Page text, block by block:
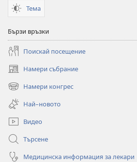
Тема
Бързи връзки
Поискай посещение
Намери събрание
(отваря
нов
прозорец)
Намери конгрес
(отваря
нов
прозорец)
Най–новото
Видео
Търсене
Медицинска информация за лекари